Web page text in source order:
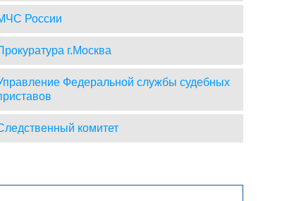
России
г.Москва
Федеральной службы судебных
комитет